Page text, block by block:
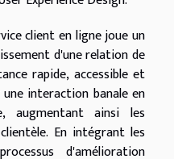
client en ligne joue un
d'une relation de
rapide, accessible et
interaction banale en
augmentant ainsi les
En intégrant les
d'amélioration